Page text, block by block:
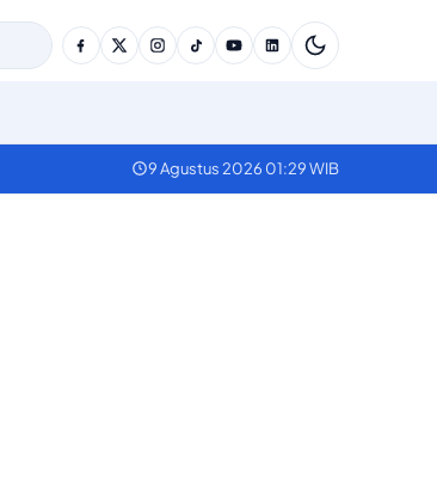
9 Agustus 2026 01:29 WIB